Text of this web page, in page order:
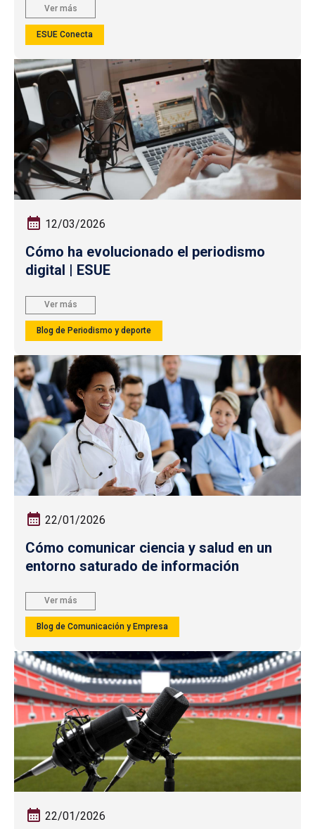
Ver más
ESUE Conecta
12/03/2026
Cómo ha evolucionado el periodismo
digital | ESUE
Ver más
Blog de Periodismo y deporte
22/01/2026
Cómo comunicar ciencia y salud en un
entorno saturado de información
Ver más
Blog de Comunicación y Empresa
22/01/2026